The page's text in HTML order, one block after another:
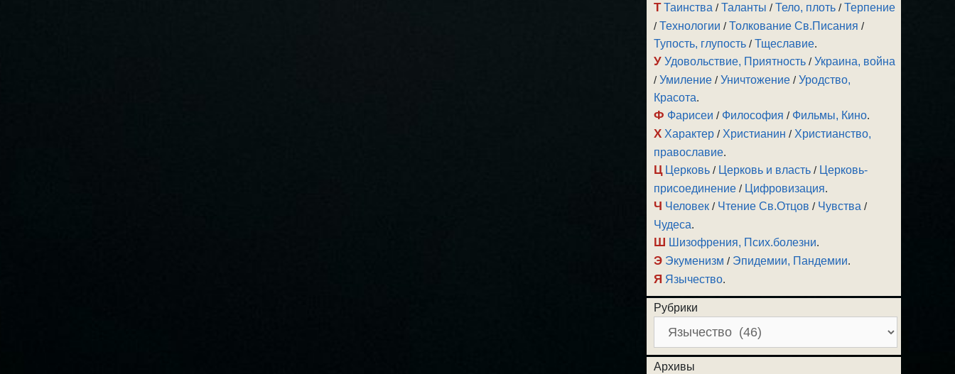
Т Таинства /Таланты /Тело, плоть /Терпение
/Технологии /Толкование Св.Писания /
Тупость, глупость /Тщеславие.
У Удовольствие, Приятность /Украина, война
/Умиление /Уничтожение /Уродство,
Красота.
Ф Фарисеи / Философия / Фильмы, Кино.
Х Характер / Христианин / Христианство,
православие.
Ц Церковь / Церковь и власть / Церковь-
присоединение / Цифровизация.
Ч Человек / Чтение Св.Отцов / Чувства /
Чудеса.
Ш Шизофрения, Псих.болезни.
Э Экуменизм / Эпидемии, Пандемии.
Я Язычество.
Рубрики
Архивы